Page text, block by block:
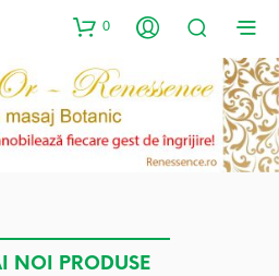
0
NOI PRODUSE